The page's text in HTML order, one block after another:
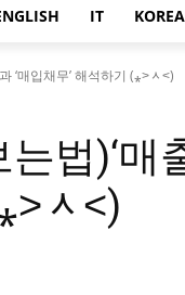
IT
‘매입채무’ 해석하기 (⁎˃ᆺ˂)
법)‘매